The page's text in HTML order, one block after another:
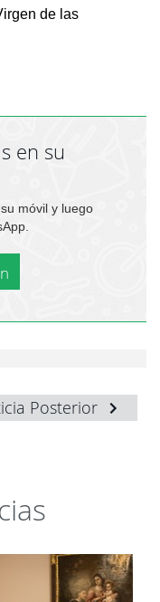
de las
en su
móvil y luego
Posterior